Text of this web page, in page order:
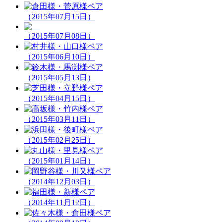
（2015年07月15日）
（2015年07月08日）
（2015年06月10日）
（2015年05月13日）
（2015年04月15日）
（2015年03月11日）
（2015年02月25日）
（2015年01月14日）
（2014年12月03日）
（2014年11月12日）